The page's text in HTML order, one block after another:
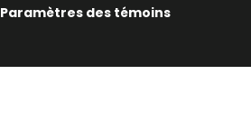
Paramètres des témoins